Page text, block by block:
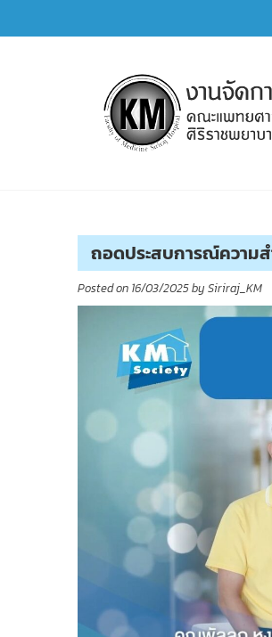
to
ถอดประสบการณ์ความส
Posted on 16/03/2025by Siriraj_KM